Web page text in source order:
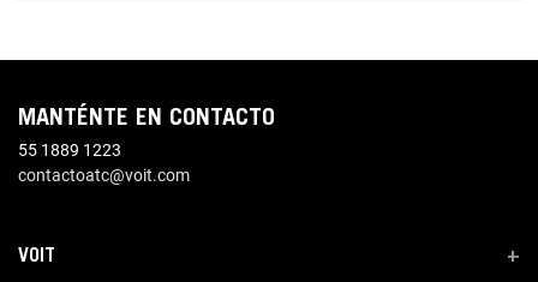
MANTÉNTE EN CONTACTO
55 1889 1223
contactoatc@voit.com
VOIT +